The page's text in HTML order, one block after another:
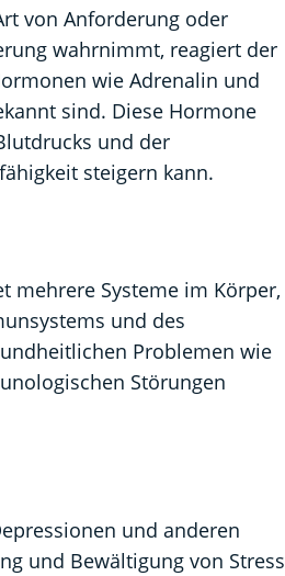
von Anforderung oder
wahrnimmt, reagiert der
wie Adrenalin und
sind. Diese Hormone
und der
steigern kann.
mehrere Systeme im Körper,
und des
Problemen wie
Störungen
und anderen
und Bewältigung von Stress